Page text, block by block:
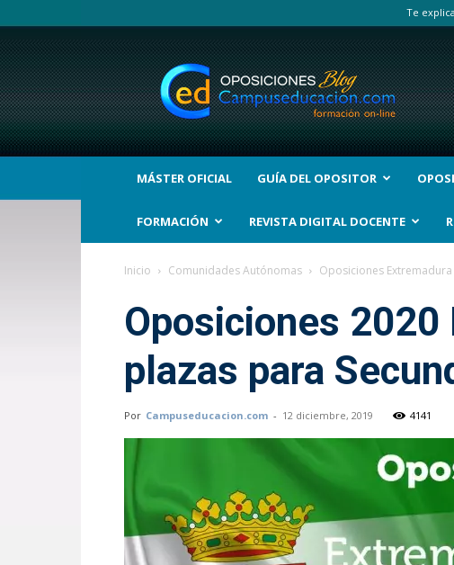
Te
BLOG
Noticias
Oposiciones
y
bolsas
Trabajo
Interinos.
MÁSTER OFICIAL GUÍA DEL OPOSITOR
FORMACIÓN REVISTA DIGITAL DOCENTE
Inicio Comunidades Autónomas Oposiciones Extremadura
Oposiciones
plazas para
Por Campuseducacion.com - 12 diciembre, 2019 4141